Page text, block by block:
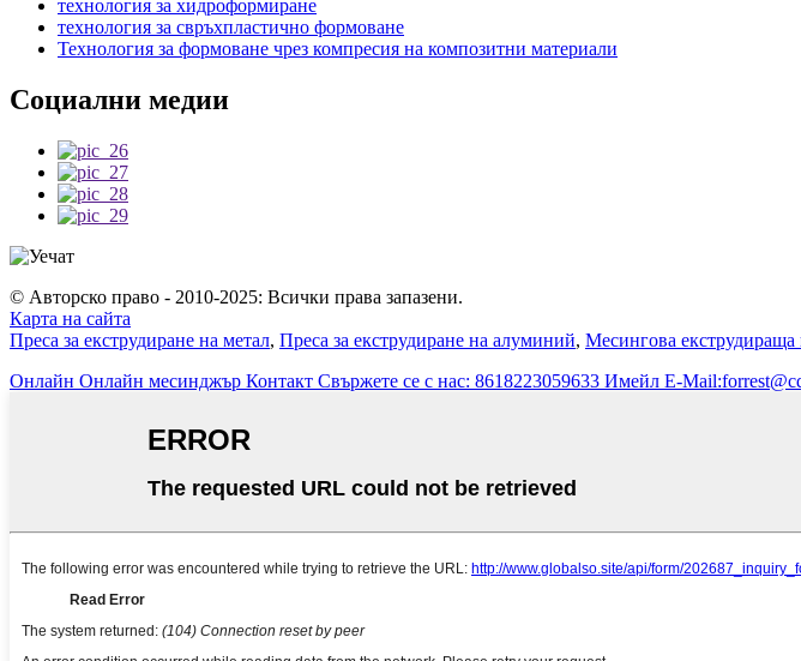
технология за хидроформиране
технология за свръхпластично формоване
Технология за формоване чрез компресия на композитни материали
Социални медии
© Авторско право - 2010-2025: Всички права запазени.
Карта на сайта
Преса за екструдиране на метал, Преса за екструдиране на алуминий, Месингова екструдираща
Онлайн Онлайн месинджър Контакт Свържете се с нас: 8618223059633 Имейл E-